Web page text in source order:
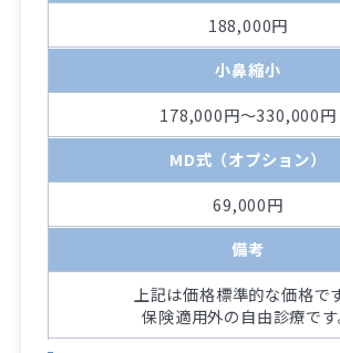
188,000円
小鼻縮小
178,000円～330,000円
MD式（オプション）
69,000円
備考
上記は価格標準的な価格です
保険適用外の自由診療です